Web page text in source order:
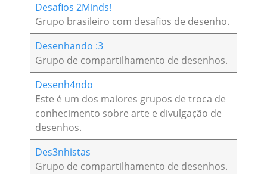
Desafios 2Minds!
Grupo brasileiro com desafios de desenho.
Desenhando :3
Grupo de compartilhamento de desenhos.
Desenh4ndo
Este é um dos maiores grupos de troca de
conhecimento sobre arte e divulgação de
desenhos.
Des3nhistas
Grupo de compartilhamento de desenhos.